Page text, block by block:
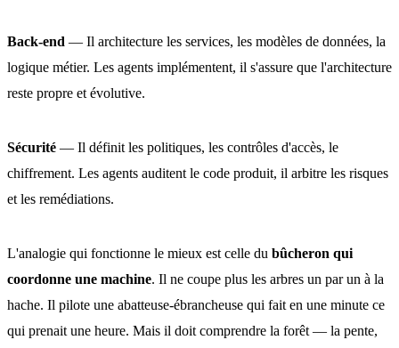
Back-end — Il architecture les services, les modèles de données, la
logique métier. Les agents implémentent, il s'assure que l'architecture
reste propre et évolutive.
Sécurité — Il définit les politiques, les contrôles d'accès, le
chiffrement. Les agents auditent le code produit, il arbitre les risques
et les remédiations.
L'analogie qui fonctionne le mieux est celle du bûcheron qui
coordonne une machine. Il ne coupe plus les arbres un par un à la
hache. Il pilote une abatteuse-ébrancheuse qui fait en une minute ce
qui prenait une heure. Mais il doit comprendre la forêt — la pente,